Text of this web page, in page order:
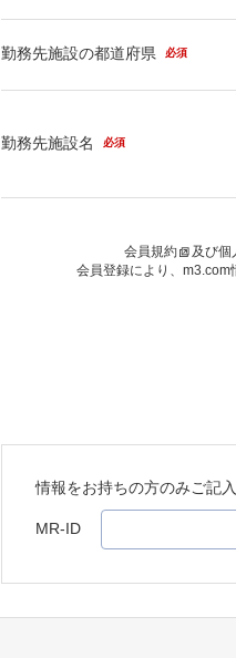
勤務先施設の都道府県 必須
勤務先施設名 必須
会員規約 及び個
会員登録により、 m3.com
情報をお持ちの方のみご記入
MR-ID